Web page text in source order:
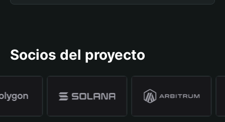
Socios del proyecto